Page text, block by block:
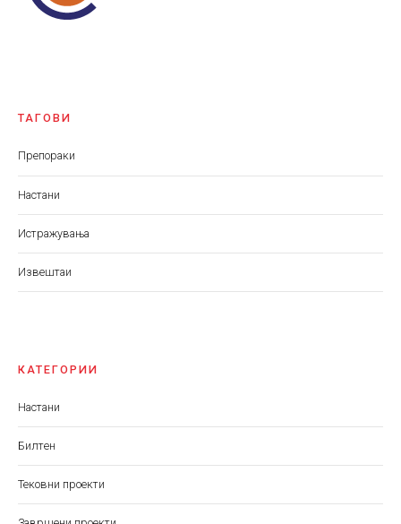
ТАГОВИ
Препораки
Настани
Истражувања
Извештаи
КАТЕГОРИИ
Настани
Билтен
Тековни проекти